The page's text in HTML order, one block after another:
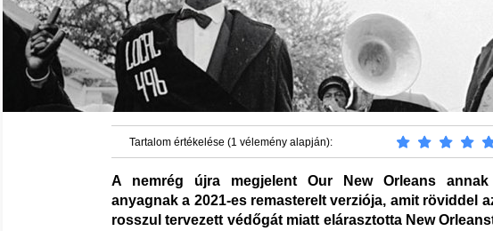
Tartalom értékelése (1 vélemény alapján):
A nemrég újra megjelent Our New Orleans
anyagnak a 2021-es remasterelt verziója, amit röviddel
rosszul tervezett védőgát miatt elárasztotta New